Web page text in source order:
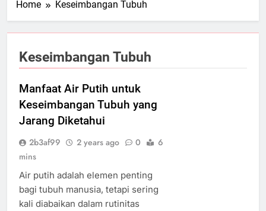
Home Keseimbangan Tubuh
Keseimbangan Tubuh
Manfaat Air Putih untuk
Keseimbangan Tubuh yang
Jarang Diketahui
2b3af99 2 years ago 0
6
mins
Air putih adalah elemen penting
bagi tubuh manusia, tetapi sering
kali diabaikan dalam rutinitas